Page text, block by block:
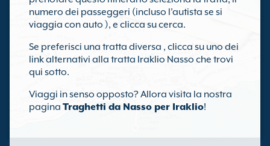
numero dei passeggeri (incluso l’autista se si
viaggia con auto ), e clicca su cerca.
Se preferisci una tratta diversa , clicca su uno dei
link alternativi alla tratta Iraklio Nasso che trovi
qui sotto.
Viaggi in senso opposto? Allora visita la nostra
pagina Traghetti da Nasso per Iraklio!